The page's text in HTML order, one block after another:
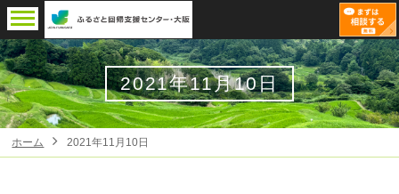
2021年11月10日
ホーム 2021年11月10日